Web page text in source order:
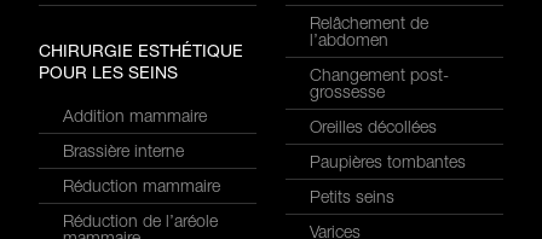
CHIRURGIE ESTHÉTIQUE
POUR LES SEINS
Addition mammaire
Brassière interne
Réduction mammaire
Réduction de l’aréole
Relâchement de
l’abdomen
Changement post-
grossesse
Oreilles décollées
Paupières tombantes
Petits seins
Varices